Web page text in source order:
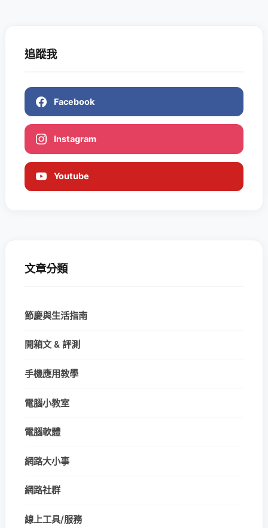
追蹤我
Facebook
Instagram
Youtube
文章分類
節慶與生活指南
開箱文 & 評測
手機應用教學
電腦小教室
電腦軟體
網路大小事
網路社群
線上工具/服務